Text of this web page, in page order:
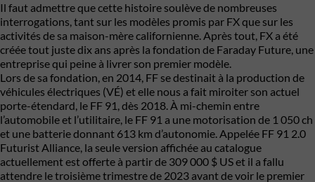
Il faut admettre que cette histoire soulève de nombreuses
interrogations, tant sur les modèles promis par FX que sur les
activités de sa maison-mère californienne. Après tout, FX a été
créée tout juste dix ans après la fondation de Faraday Future, une
entreprise qui peine à livrer son premier modèle.
Lors de sa fondation, en 2014, FF se destinait à la production de
véhicules électriques (VÉ) et elle nous a fait miroiter son actuel
porte-étendard, le FF 91, dès 2018. À mi-chemin entre
l’automobile et l’utilitaire, le FF 91 a une motorisation de 1 050 ch
et une batterie donnant 613 km d’autonomie. Appelée FF 91 2.0
Futurist Alliance, la seule version affichée au catalogue
actuellement est offerte à partir de 309 000 $ US et il a fallu
attendre le troisième trimestre de 2023 avant de voir le premier